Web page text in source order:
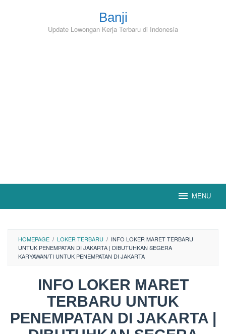
Banji
Update Lowongan Kerja Terbaru di Indonesia
MENU
HOMEPAGE / LOKER TERBARU / INFO LOKER MARET TERBARU
UNTUK PENEMPATAN DI JAKARTA | DIBUTUHKAN SEGERA
KARYAWAN/TI UNTUK PENEMPATAN DI JAKARTA
INFO LOKER MARET
TERBARU UNTUK
PENEMPATAN DI JAKARTA |